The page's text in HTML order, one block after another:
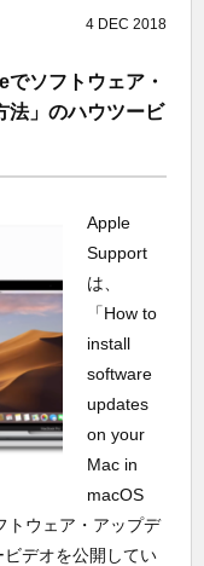
4 DEC 2018
ソフトウェア・
法」のハウツービ
Apple
Support
は、
「How to
install
software
updates
on your
Mac in
macOS
トウェア・アップデ
デオを公開してい